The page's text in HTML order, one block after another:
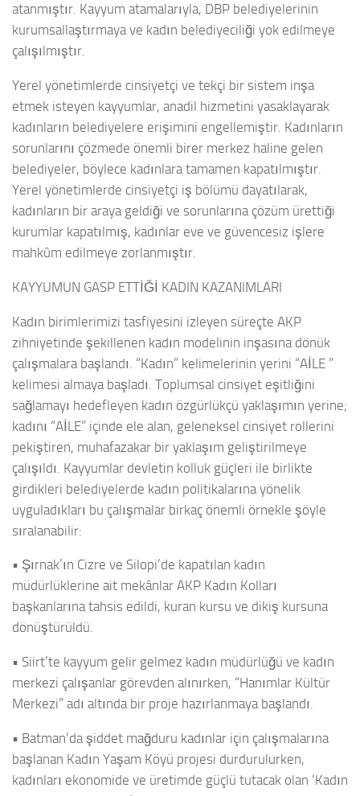
atanmıştır. Kayyum atamalarıyla, DBP belediyelerinin
kurumsallaştırmaya ve kadın belediyeciliği yok edilmeye
çalışılmıştır.
Yerel yönetimlerde cinsiyetçi ve tekçi bir sistem inşa
etmek isteyen kayyumlar, anadil hizmetini yasaklayarak
kadınların belediyelere erişimini engellemiştir. Kadınların
sorunlarını çözmede önemli birer merkez haline gelen
belediyeler, böylece kadınlara tamamen kapatılmıştır.
Yerel yönetimlerde cinsiyetçi iş bölümü dayatılarak,
kadınların bir araya geldiği ve sorunlarına çözüm ürettiği
kurumlar kapatılmış, kadınlar eve ve güvencesiz işlere
mahkûm edilmeye zorlanmıştır.
KAYYUMUN GASP ETTİĞİ KADIN KAZANIMLARI
Kadın birimlerimizi tasfiyesini izleyen süreçte AKP
zihniyetinde şekillenen kadın modelinin inşasına dönük
çalışmalara başlandı. “Kadın” kelimelerinin yerini “AİLE ”
kelimesi almaya başladı. Toplumsal cinsiyet eşitliğini
sağlamayı hedefleyen kadın özgürlükçü yaklaşımın yerine;
kadını “AİLE” içinde ele alan, geleneksel cinsiyet rollerini
pekiştiren, muhafazakar bir yaklaşım geliştirilmeye
çalışıldı. Kayyumlar devletin kolluk güçleri ile birlikte
girdikleri belediyelerde kadın politikalarına yönelik
uyguladıkları bu çalışmalar birkaç önemli örnekle şöyle
sıralanabilir:
• Şırnak’ın Cizre ve Silopi’de kapatılan kadın
müdürlüklerine ait mekânlar AKP Kadın Kolları
başkanlarına tahsis edildi, kuran kursu ve dikiş kursuna
dönüştürüldü.
• Siirt’te kayyum gelir gelmez kadın müdürlüğü ve kadın
merkezi çalışanlar görevden alınırken, “Hanımlar Kültür
Merkezi” adı altında bir proje hazırlanmaya başlandı.
• Batman’da şiddet mağduru kadınlar için çalışmalarına
başlanan Kadın Yaşam Köyü projesi durdurulurken,
kadınları ekonomide ve üretimde güçlü tutacak olan ‘Kadın